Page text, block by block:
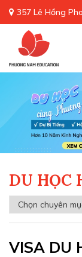
357 Lê Hồng
DU HỌC
VISA DU